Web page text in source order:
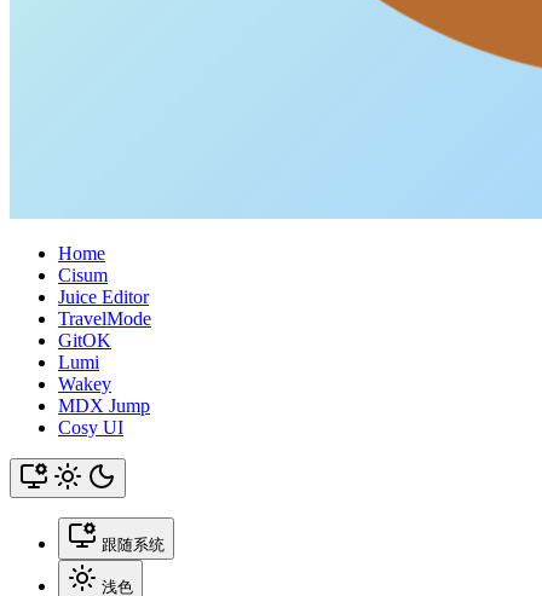
Home
Cisum
Juice Editor
TravelMode
GitOK
Lumi
Wakey
MDX Jump
Cosy UI
跟随系统
浅色